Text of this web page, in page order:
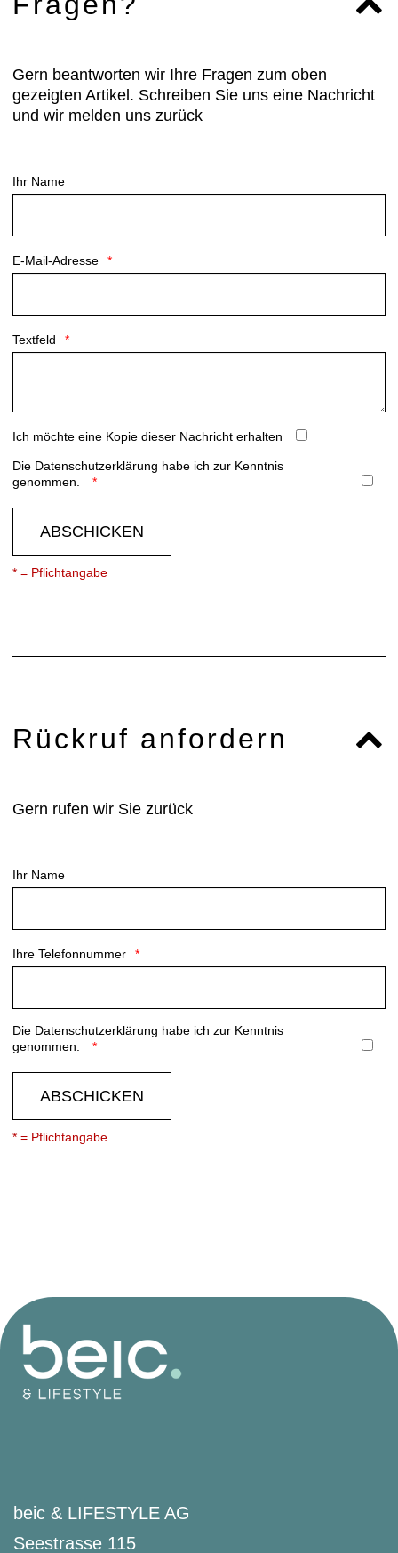
Gern beantworten wir Ihre Fragen zum oben
gezeigten Artikel. Schreiben Sie uns eine Nachricht
und wir melden uns zurück
Ihr Name
E-Mail-Adresse
Textfeld
Ich möchte eine Kopie dieser Nachricht erhalten
Die Datenschutzerklärung habe ich zur Kenntnis
genommen.
ABSCHICKEN
* = Pflichtangabe
Rückruf anfordern
Gern rufen wir Sie zurück
Ihr Name
Ihre Telefonnummer
Die Datenschutzerklärung habe ich zur Kenntnis
genommen.
ABSCHICKEN
* = Pflichtangabe
beic & LIFESTYLE AG
Seestrasse 115